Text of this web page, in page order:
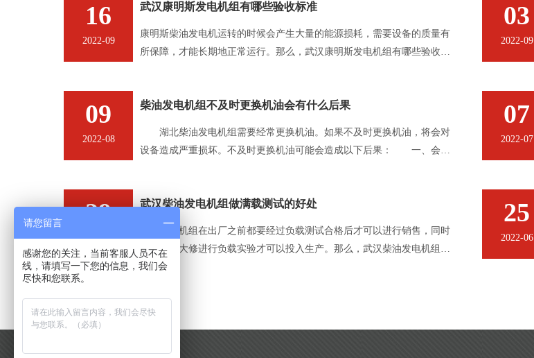
16
2022-09
武汉康明斯发电机组有哪些验收标准
康明斯柴油发电机运转的时候会产生大量的能源损耗，需要设备的质量有
所保障，才能长期地正常运行。那么，武汉康明斯发电机组有哪些验收标
03
2022-09
09
2022-08
柴油发电机组不及时更换机油会有什么后果
湖北柴油发电机组需要经常更换机油。如果不及时更换机油，将会对
设备造成严重损坏。不及时更换机油可能会造成以下后果： 一、会导
07
2022-07
29
2022-06
武汉柴油发电机组做满载测试的好处
柴油发电机组在出厂之前都要经过负载测试合格后才可以进行销售，同时
它要经过大修进行负载实验才可以投入生产。那么，武汉柴油发电机组做
满载测试的好处是什么呢？
25
2022-06
请您留言
感谢您的关注，当前客服人员不在
线，请填写一下您的信息，我们会
尽快和您联系。